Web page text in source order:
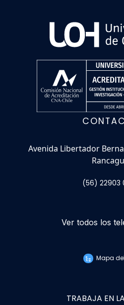
Avenida Libertador
(56) 22903
Ver todos los
Mapa
TRABAJA EN